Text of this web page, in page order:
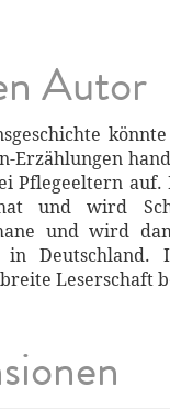
Autor
Erzählungen
Pflegeeltern auf.
und wird
und wird
in Deutschland.
Leserschaft